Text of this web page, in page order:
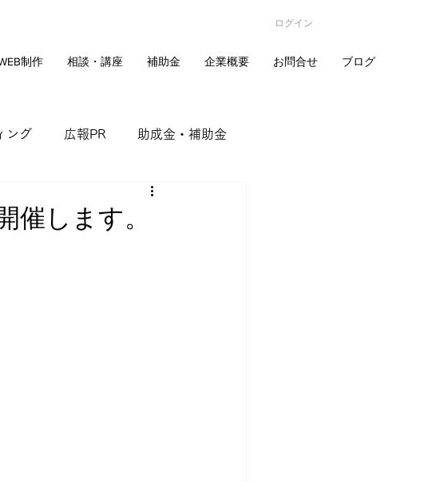
ログイン
制作 相談・講座 補助金 企業概要 お問合せ ブログ
ング 広報PR 助成金・補助金
資産形成
催します。